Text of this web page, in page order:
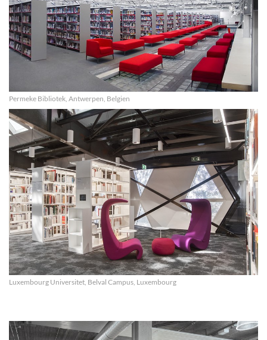
Permeke Bibliotek, Antwerpen, Belgien
Luxembourg Universitet, Belval Campus, Luxembourg